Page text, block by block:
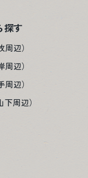
探す
辺）
辺）
辺）
周辺）